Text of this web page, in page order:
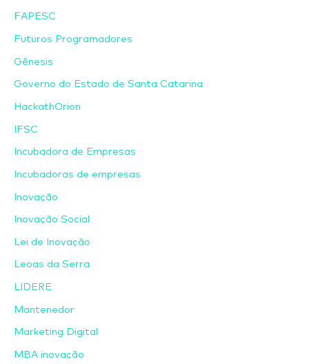
FAPESC
Futuros Programadores
Gênesis
Governo do Estado de Santa Catarina
HackathOrion
IFSC
Incubadora de Empresas
Incubadoras de empresas
Inovação
Inovação Social
Lei de Inovação
Leoas da Serra
LIDERE
Mantenedor
Marketing Digital
MBA inovação